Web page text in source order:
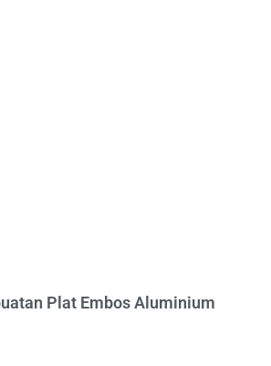
Plat Embos Aluminium